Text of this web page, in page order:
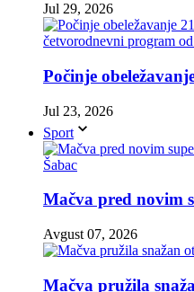
Jul 29, 2026
Počinje
Jul 23, 2026
Sport
Mačva pred novim
Avgust 07, 2026
Mačva pružila